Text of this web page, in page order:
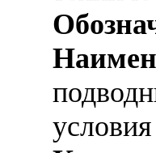
условия